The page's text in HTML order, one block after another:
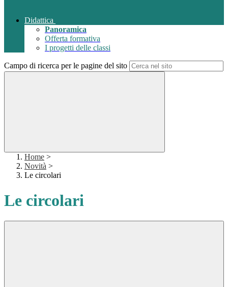
Didattica
Panoramica
Offerta formativa
I progetti delle classi
Campo di ricerca per le pagine del sito
Home >
Novità >
Le circolari
Le circolari